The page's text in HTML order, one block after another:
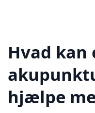
Hvad kan
hjælpe